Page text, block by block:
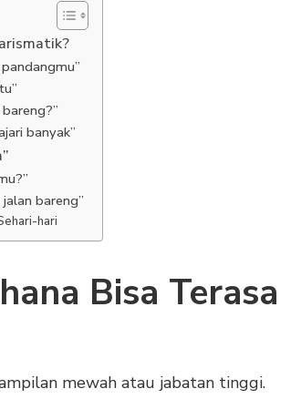
banyak”
bareng”
hari
Bisa Terasa
mewah atau jabatan tinggi.